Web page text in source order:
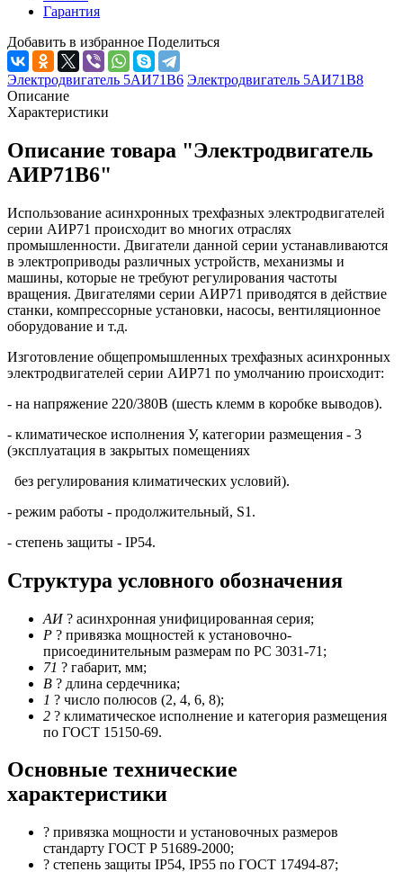
Гарантия
Добавить в избранное Поделиться
Электродвигатель 5АИ71В6 Электродвигатель 5АИ71В8
Описание
Характеристики
Описание товара "Электродвигатель
АИР71В6"
Использование асинхронных трехфазных электродвигателей
серии АИР71 происходит во многих отраслях
промышленности. Двигатели данной серии устанавливаются
в электроприводы различных устройств, механизмы и
машины, которые не требуют регулирования частоты
вращения. Двигателями серии АИР71 приводятся в действие
станки, компрессорные установки, насосы, вентиляционное
оборудование и т.д.
Изготовление общепромышленных трехфазных асинхронных
электродвигателей серии АИР71 по умолчанию происходит:
- на напряжение 220/380В (шесть клемм в коробке выводов).
- климатическое исполнения У, категории размещения - 3
(эксплуатация в закрытых помещениях
без регулирования климатических условий).
- режим работы - продолжительный, S1.
- степень защиты - IP54.
Структура условного обозначения
АИ? асинхронная унифицированная серия;
Р ? привязка мощностей к установочно-
присоединительным размерам по РС 3031-71;
71 ? габарит, мм;
В ? длина сердечника;
1 ? число полюсов (2, 4, 6, 8);
2 ? климатическое исполнение и категория размещения
по ГОСТ 15150-69.
Основные технические
характеристики
? привязка мощности и установочных размеров
стандарту ГОСТ Р 51689-2000;
? степень защиты IP54, IP55 по ГОСТ 17494-87;